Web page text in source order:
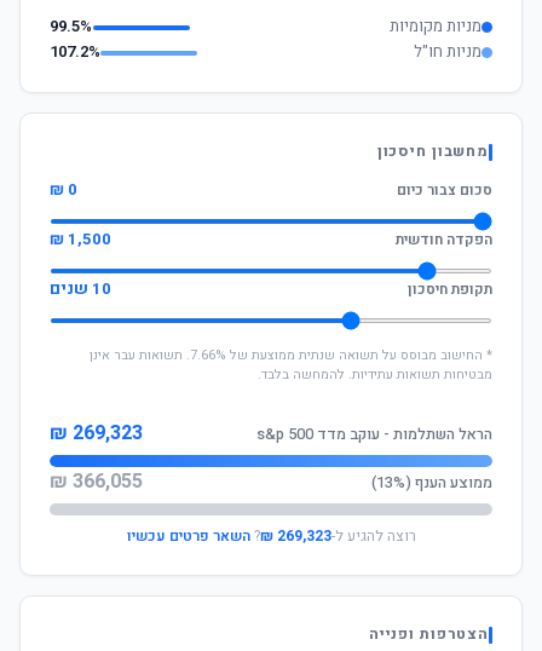
מניות מקומיות
99.5%
מניות חו"ל
107.2%
מחשבון חיסכון
סכום צבור כיום
0 ₪
הפקדה חודשית 1,500 ₪
תקופת חיסכון 10 שנים
* החישוב מבוסס על תשואה שנתית ממוצעת של 7.66%. תשואות עבר אינן
מבטיחות תשואות עתידיות. להמחשה בלבד.
הראל השתלמות - עוקב מדד s&p 500 269,323 ₪
ממוצע הענף (13%) 366,055 ₪
רוצה להגיע ל-269,323 ₪
?השאר פרטים עכשיו
הצטרפות ופנייה